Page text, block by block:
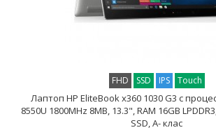
FHD SSD IPS Touch
Лаптоп HP EliteBook x360 1030 G3 с
8550U 1800MHz 8MB, 13.3", RAM 16GB
SSD, A- клас